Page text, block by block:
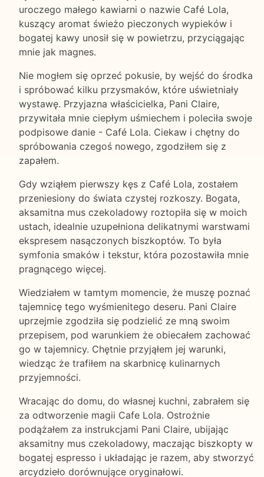
uroczego małego kawiarni o nazwie Café Lola,
kuszący aromat świeżo pieczonych wypieków i
bogatej kawy unosił się w powietrzu, przyciągając
mnie jak magnes.
Nie mogłem się oprzeć pokusie, by wejść do środka
i spróbować kilku przysmaków, które uświetniały
wystawę. Przyjazna właścicielka, Pani Claire,
przywitała mnie ciepłym uśmiechem i poleciła swoje
podpisowe danie - Café Lola. Ciekaw i chętny do
spróbowania czegoś nowego, zgodziłem się z
zapałem.
Gdy wziąłem pierwszy kęs z Café Lola, zostałem
przeniesiony do świata czystej rozkoszy. Bogata,
aksamitna mus czekoladowy roztopiła się w moich
ustach, idealnie uzupełniona delikatnymi warstwami
ekspresem nasączonych biszkoptów. To była
symfonia smaków i tekstur, która pozostawiła mnie
pragnącego więcej.
Wiedziałem w tamtym momencie, że muszę poznać
tajemnicę tego wyśmienitego deseru. Pani Claire
uprzejmie zgodziła się podzielić ze mną swoim
przepisem, pod warunkiem że obiecałem zachować
go w tajemnicy. Chętnie przyjąłem jej warunki,
wiedząc że trafiłem na skarbnicę kulinarnych
przyjemności.
Wracając do domu, do własnej kuchni, zabrałem się
za odtworzenie magii Cafe Lola. Ostrożnie
podążałem za instrukcjami Pani Claire, ubijając
aksamitny mus czekoladowy, maczając biszkopty w
bogatej espresso i układając je razem, aby stworzyć
arcydzieło dorównujące oryginałowi.